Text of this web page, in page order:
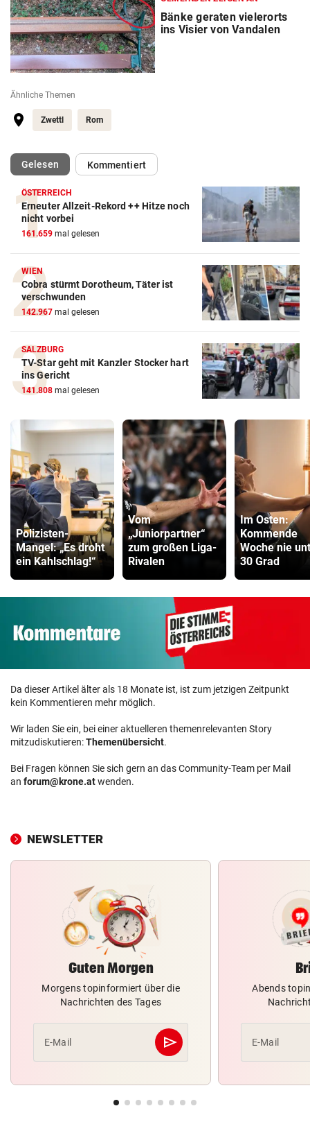
Bänke geraten vielerorts
ins Visier von Vandalen
Ähnliche Themen
Zwettl Rom
Gelesen(ausgewählt)Kommentiert
ÖSTERREICH
Erneuter Allzeit-Rekord ++ Hitze noch
nicht vorbei
161.659 mal gelesen
WIEN
Cobra stürmt Dorotheum, Täter ist
verschwunden
142.967 mal gelesen
SALZBURG
TV-Star geht mit Kanzler Stocker hart
ins Gericht
141.808 mal gelesen
Polizisten-
Mangel: „Es droht
ein Kahlschlag!“
Vom
„Juniorpartner“
zum großen Liga-
Rivalen
Im Osten:
Kommende
Woche nie
30 Grad
Da dieser Artikel älter als 18 Monate ist, ist zum jetzigen Zeitpunkt
kein Kommentieren mehr möglich.
Wir laden Sie ein, bei einer aktuelleren themenrelevanten Story
mitzudiskutieren:Themenübersicht.
Bei Fragen können Sie sich gern an das Community-Team per Mail
an forum@krone.atwenden.
NEWSLETTER
Guten Morgen
Morgens topinformiert über die
Nachrichten des Tages
E-Mail send
Abschicken
Abends
E-Mail